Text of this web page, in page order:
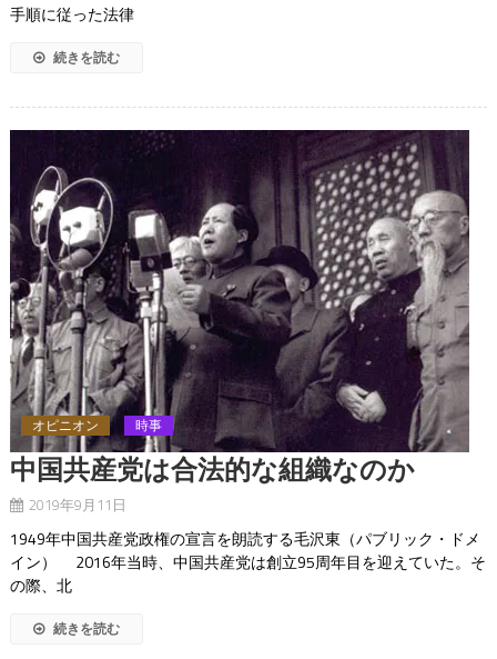
手順に従った法律
続きを読む
オピニオン 時事
中国共産党は合法的な組織なのか
2019年9月11日
1949年中国共産党政権の宣言を朗読する毛沢東（パブリック・ドメ
イン） 2016年当時、中国共産党は創立95周年目を迎えていた。そ
の際、北
続きを読む